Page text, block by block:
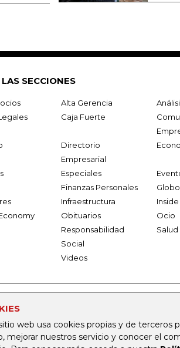
web usa cookies propias y de terceros
mejorar nuestros servicio y conocer el
SECCIONES
Alta Gerencia
Caja Fuerte
Directorio
Empresarial
Especiales
Finanzas Personales
Infraestructura
Inside
Obituarios
Ocio
Responsabilidad
Social
Videos
empresas.larepublica.co
canalrcn.com